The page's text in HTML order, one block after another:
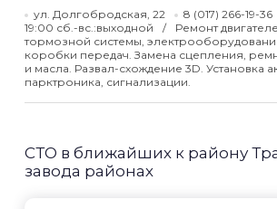
ул. Долгобродская, 22 8 (017) 266-19-36
19:00 сб.-вс.:выходной
Ремонт
тормозной системы,
коробки передач. Замена сцепления,
и масла. Развал-схождение 3D. Установка
парктроника, сигнализации.
СТО в ближайших к району
завода районах